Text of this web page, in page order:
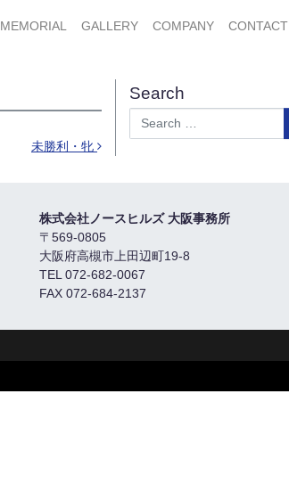
MEMORIAL GALLERY COMPANY CONTACT
未勝利・牝
Search
Search
株式会社ノースヒルズ 大阪事務所
〒569-0805
大阪府高槻市上田辺町19-8
TEL 072-682-0067
FAX 072-684-2137